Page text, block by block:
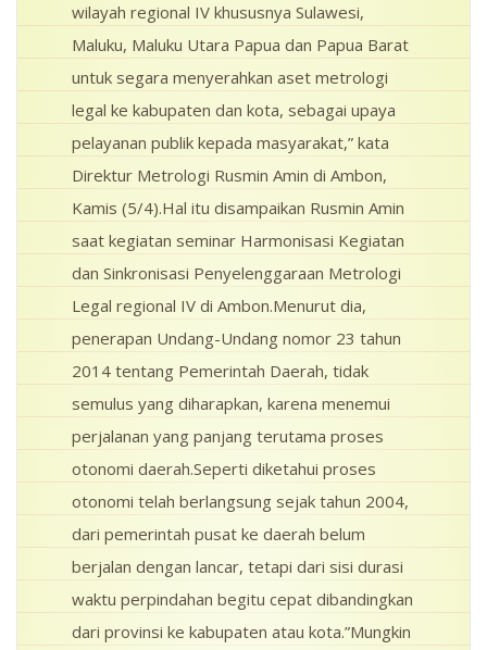
wilayah regional IV khususnya Sulawesi,
Maluku, Maluku Utara Papua dan Papua Barat
untuk segara menyerahkan aset metrologi
legal ke kabupaten dan kota, sebagai upaya
pelayanan publik kepada masyarakat,” kata
Direktur Metrologi Rusmin Amin di Ambon,
Kamis (5/4).Hal itu disampaikan Rusmin Amin
saat kegiatan seminar Harmonisasi Kegiatan
dan Sinkronisasi Penyelenggaraan Metrologi
Legal regional IV di Ambon.Menurut dia,
penerapan Undang-Undang nomor 23 tahun
2014 tentang Pemerintah Daerah, tidak
semulus yang diharapkan, karena menemui
perjalanan yang panjang terutama proses
otonomi daerah.Seperti diketahui proses
otonomi telah berlangsung sejak tahun 2004,
dari pemerintah pusat ke daerah belum
berjalan dengan lancar, tetapi dari sisi durasi
waktu perpindahan begitu cepat dibandingkan
dari provinsi ke kabupaten atau kota.”Mungkin